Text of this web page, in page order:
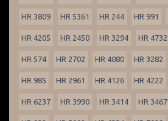
HR 3809 HR 5361 HR 244 HR 991
HR 4205 HR 2450 HR 3294 HR 4732
HR 574 HR 2702 HR 4080 HR 3282
HR 985 HR 2961 HR 4126 HR 4222
HR 6237 HR 3990 HR 3414 HR 3467